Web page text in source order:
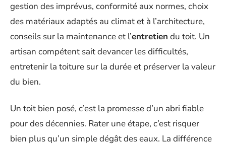
gestion des imprévus, conformité aux normes, choix
des matériaux adaptés au climat et à l’architecture,
conseils sur la maintenance et l’entretien du toit. Un
artisan compétent sait devancer les difficultés,
entretenir la toiture sur la durée et préserver la valeur
du bien.
Un toit bien posé, c’est la promesse d’un abri fiable
pour des décennies. Rater une étape, c’est risquer
bien plus qu’un simple dégât des eaux. La différence